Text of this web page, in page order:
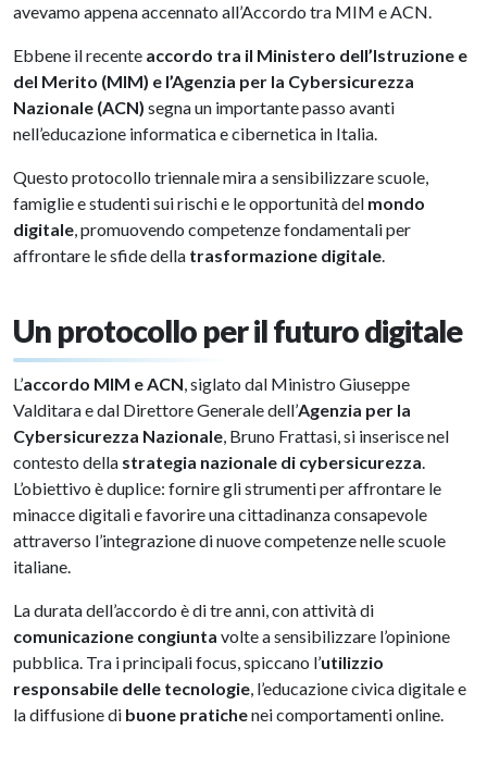
avevamo appena accennato all’Accordo tra MIM e ACN.
Ebbene il recente accordo tra il Ministero dell’Istruzione e
del Merito (MIM) e l’Agenzia per la Cybersicurezza
Nazionale (ACN) segna un importante passo avanti
nell’educazione informatica e cibernetica in Italia.
Questo protocollo triennale mira a sensibilizzare scuole,
famiglie e studenti sui rischi e le opportunità del mondo
digitale, promuovendo competenze fondamentali per
affrontare le sfide della trasformazione digitale.
Un protocollo per il futuro digitale
L’accordo MIM e ACN, siglato dal Ministro Giuseppe
Valditara e dal Direttore Generale dell’Agenzia per la
Cybersicurezza Nazionale, Bruno Frattasi, si inserisce nel
contesto della strategia nazionale di cybersicurezza.
L’obiettivo è duplice: fornire gli strumenti per affrontare le
minacce digitali e favorire una cittadinanza consapevole
attraverso l’integrazione di nuove competenze nelle scuole
italiane.
La durata dell’accordo è di tre anni, con attività di
comunicazione congiunta volte a sensibilizzare l’opinione
pubblica. Tra i principali focus, spiccano l’utilizzio
responsabile delle tecnologie, l’educazione civica digitale e
la diffusione di buone pratichenei comportamenti online.